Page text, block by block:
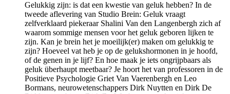
Gelukkig zijn: is dat een kwestie van geluk hebben? In de
tweede aflevering van Studio Brein: Geluk vraagt
zelfverklaard piekeraar Shalini Van den Langenbergh zich af
waarom sommige mensen voor het geluk geboren lijken te
zijn. Kan je brein het je moeilijk(er) maken om gelukkig te
zijn? Hoeveel vat heb je op de gelukshormonen in je hoofd,
of de genen in je lijf? En hoe maak je iets ongrijpbaars als
geluk überhaupt meetbaar? Je hoort het van professoren in de
Positieve Psychologie Griet Van Vaerenbergh en Leo
Bormans, neurowetenschappers Dirk Nuytten en Dirk De